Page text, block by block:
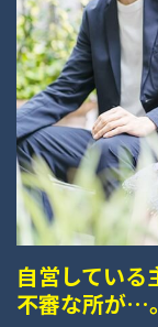
自営している
不審な所が…。